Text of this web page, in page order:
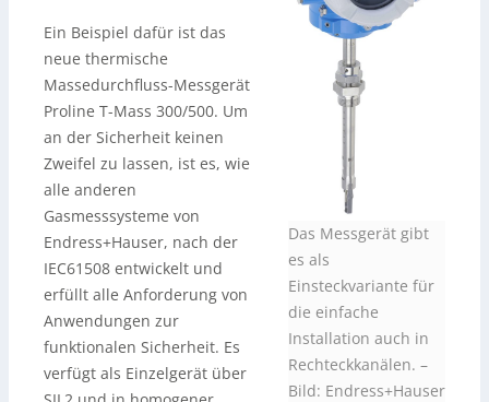
Das Messgerät gibt
es als
Einsteckvariante für
die einfache
Installation auch in
Rechteckkanälen. –
Bild: Endress+Hauser
Ein Beispiel dafür ist das
neue thermische
Massedurchfluss-Messgerät
Proline T-Mass 300/500. Um
an der Sicherheit keinen
Zweifel zu lassen, ist es, wie
alle anderen
Gasmesssysteme von
Endress+Hauser, nach der
IEC61508 entwickelt und
erfüllt alle Anforderung von
Anwendungen zur
funktionalen Sicherheit. Es
verfügt als Einzelgerät über